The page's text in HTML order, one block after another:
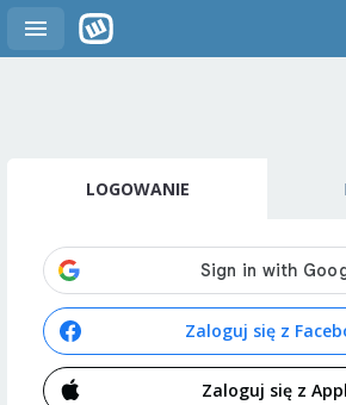
LOGOWANIE
Zaloguj się z
Zaloguj się z